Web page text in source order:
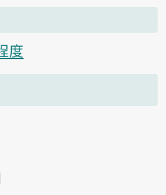
度